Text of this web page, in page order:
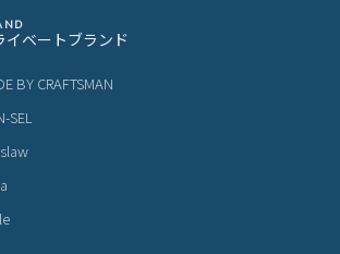
イベートブランド
BY CRAFTSMAN
SEL